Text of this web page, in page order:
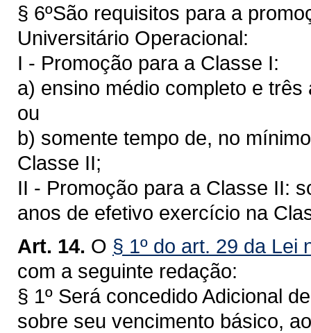
§ 6ºSão requisitos para a
Universitário Operacional:
I - Promoção para a Classe I:
a) ensino médio completo e
ou
b) somente tempo de, no
Classe II;
II - Promoção para a Classe II:
anos de efetivo exercício na
Art. 14. O § 1º do art. 29 da Lei
com a seguinte redação:
§ 1º Será concedido Adicional
sobre seu vencimento básico,